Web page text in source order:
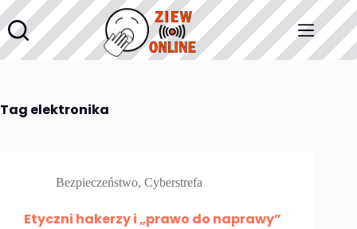
Przejdź
do
treści
Tag elektronika
Bezpieczeństwo, Cyberstrefa
Etyczni hakerzy i „prawo do naprawy”